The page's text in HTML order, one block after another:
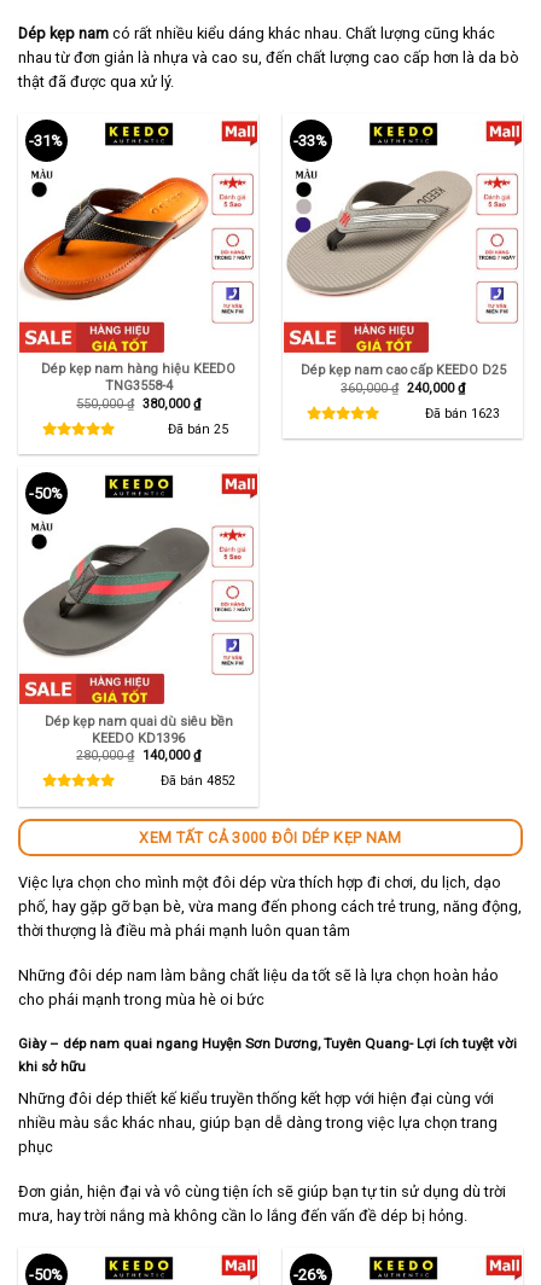
Dép kẹp nam có rất nhiều kiểu dáng khác nhau. Chất lượng cũng khác
nhau từ đơn giản là nhựa và cao su, đến chất lượng cao cấp hơn là da bò
thật đã được qua xử lý.
-31%
Dép kẹp nam hàng hiệu KEEDO
TNG3558-4
550,000₫ Giá
550,000 ₫.
380,000₫Giá
hiện
tại
là:
Đã bán 25
-33%
Dép kẹp nam cao cấp KEEDO D25
360,000₫ Giá
360,000 ₫.
240,000₫Giá
hiện
tại
là:
Đã bán 1623
-50%
Dép kẹp nam quai dù siêu bền
KEEDO KD1396
280,000₫ Giá
140,000₫Giá
hiện
tại
Đã bán 4852
XEM TẤT CẢ 3000 ĐÔI DÉP KẸP NAM
Việc lựa chọn cho mình một đôi dép vừa thích hợp đi chơi, du lịch, dạo
phố, hay gặp gỡ bạn bè, vừa mang đến phong cách trẻ trung, năng động,
thời thượng là điều mà phái mạnh luôn quan tâm
Những đôi dép nam làm bằng chất liệu da tốt sẽ là lựa chọn hoàn hảo
cho phái mạnh trong mùa hè oi bức
Giày – dép nam quai ngang Huyện Sơn Dương, Tuyên Quang- Lợi ích tuyệt vời
khi sở hữu
Những đôi dép thiết kế kiểu truyền thống kết hợp với hiện đại cùng với
nhiều màu sắc khác nhau, giúp bạn dễ dàng trong việc lựa chọn trang
phục
Đơn giản, hiện đại và vô cùng tiện ích sẽ giúp bạn tự tin sử dụng dù trời
mưa, hay trời nắng mà không cần lo lắng đến vấn đề dép bị hỏng.
-50% -26%